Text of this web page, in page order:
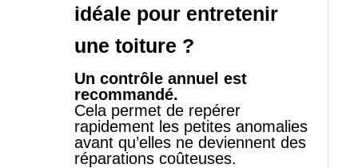
idéale pour entretenir
une toiture ?
Un contrôle annuel est
recommandé.
Cela permet de repérer
rapidement les petites anomalies
avant qu’elles ne deviennent des
réparations coûteuses.